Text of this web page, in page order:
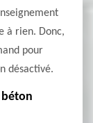
à rien. Donc,
pour
désactivé.